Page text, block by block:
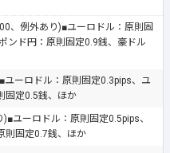
、例外あり)■ユーロドル：原則固
ンド円：原則固定0.9銭、豪ドル
ユーロドル：原則固定0.3pips、ユ
固定0.5銭、ほか
ユーロドル：原則固定0.5pips、
則固定0.7銭、ほか